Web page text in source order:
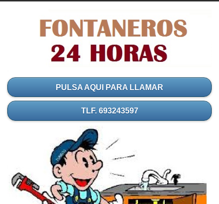
PULSA AQUI PARA LLAMAR
TLF. 693243597